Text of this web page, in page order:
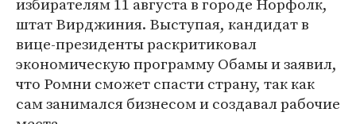
штат Вирджиния. Выступая, кандидат в
вице-президенты раскритиковал
экономическую программу Обамы и заявил,
что Ромни сможет спасти страну, так как
сам занимался бизнесом и создавал рабочие